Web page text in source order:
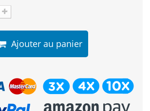
Ajouter au panier